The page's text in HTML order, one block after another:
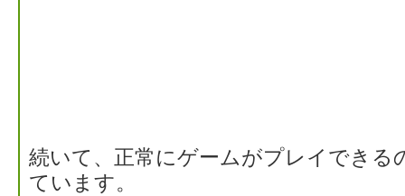
続いて、正常にゲームがプレイできる
ています。